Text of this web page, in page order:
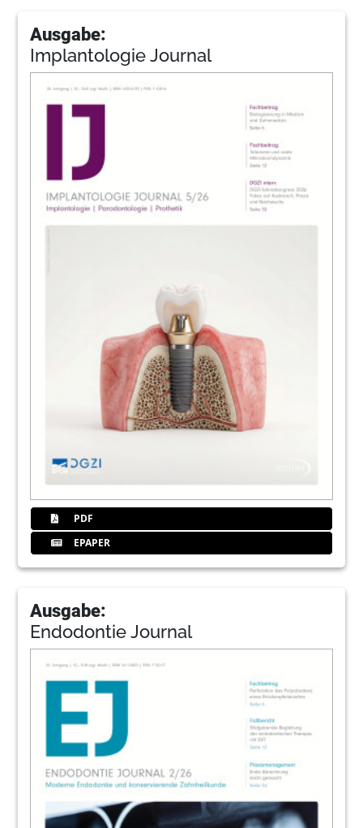
Ausgabe:
Implantologie Journal
PDF
EPAPER
Ausgabe:
Endodontie Journal